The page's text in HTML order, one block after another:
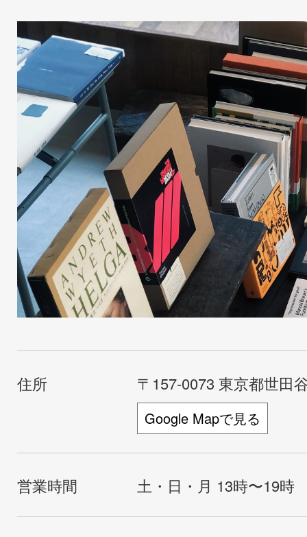
住所 〒157-0073 東京都世田
Google Mapで見る
営業時間 土・日・月 13時〜19時